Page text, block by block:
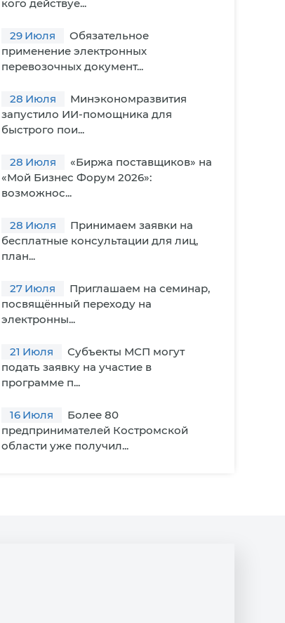
кого действуе...
29 Июля
Обязательное
применение электронных
перевозочных документ...
28 Июля
Минэкономразвития
запустило ИИ-помощника для
быстрого пои...
28 Июля
«Биржа поставщиков» на
«Мой Бизнес Форум 2026»:
возможнос...
28 Июля
Принимаем заявки на
бесплатные консультации для лиц,
план...
27 Июля
Приглашаем на семинар,
посвящённый переходу на
электронны...
21 Июля
Субъекты МСП могут
подать заявку на участие в
программе п...
16 Июля
Более 80
предпринимателей Костромской
области уже получил...